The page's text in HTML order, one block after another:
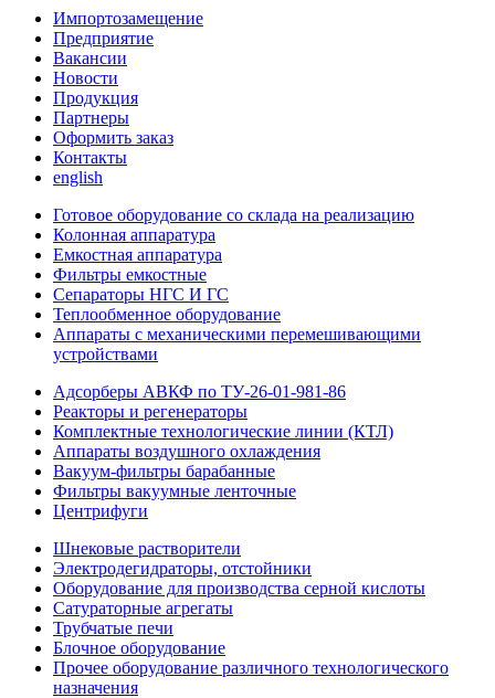
Импортозамещение
Предприятие
Вакансии
Новости
Продукция
Партнеры
Оформить заказ
Контакты
english
Готовое оборудование со склада на реализацию
Колонная аппаратура
Емкостная аппаратура
Фильтры емкостные
Сепараторы НГС И ГС
Теплообменное оборудование
Аппараты с механическими перемешивающими
устройствами
Адсорберы АВКФ по ТУ-26-01-981-86
Реакторы и регенераторы
Комплектные технологические линии (КТЛ)
Аппараты воздушного охлаждения
Вакуум-фильтры барабанные
Фильтры вакуумные ленточные
Центрифуги
Шнековые растворители
Электродегидраторы, отстойники
Оборудование для производства серной кислоты
Сатураторные агрегаты
Трубчатые печи
Блочное оборудование
Прочее оборудование различного технологического
назначения